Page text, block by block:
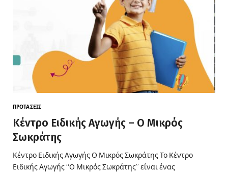
ΠΡΟΤΆΣΕΙΣ
Κέντρο Ειδικής Αγωγής – Ο Μικρός
Σωκράτης
Κέντρο Ειδικής Αγωγής Ο Μικρός Σωκράτης Το Κέντρο
Ειδικής Αγωγής “Ο Μικρός Σωκράτης” είναι ένας